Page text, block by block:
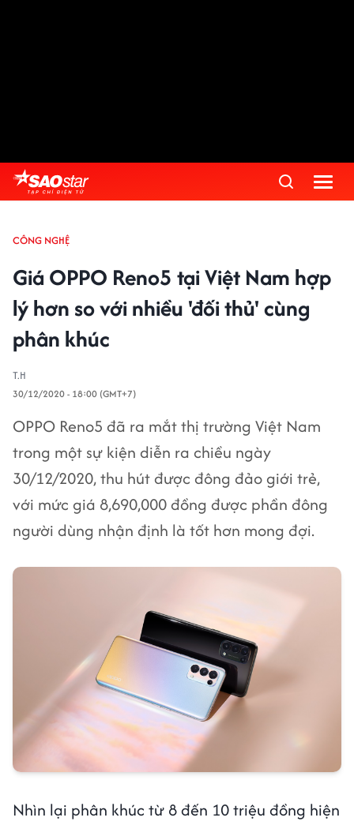
CÔNG NGHỆ
Giá OPPO Reno5 tại Việt Nam hợp
lý hơn so với nhiều 'đối thủ' cùng
phân khúc
T.H
30/12/2020 - 18:00 (GMT+7)
OPPO Reno5 đã ra mắt thị trường Việt Nam
trong một sự kiện diễn ra chiều ngày
30/12/2020, thu hút được đông đảo giới trẻ,
với mức giá 8,690,000 đồng được phần đông
người dùng nhận định là tốt hơn mong đợi.
Nhìn lại phân khúc từ 8 đến 10 triệu đồng hiện